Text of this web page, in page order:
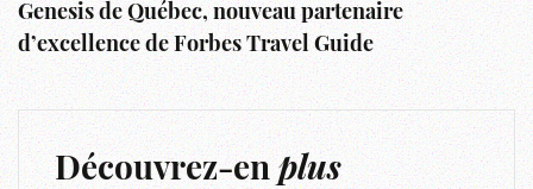
Genesis de Québec, nouveau partenaire
d’excellence de Forbes Travel Guide
Découvrez-enplus